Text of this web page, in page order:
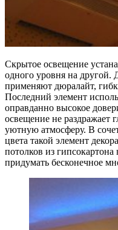
Скрытое освещение
одного уровня на другой.
применяют дюралайт,
Последний элемент
оправданно высокое
освещение не раздражает
уютную атмосферу. В
цвета такой элемент
потолков из
придумать бесконечное